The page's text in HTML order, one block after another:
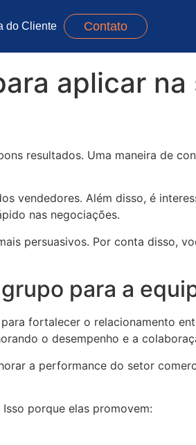
do Cliente Contato
aplicar na
resultados. Uma maneira de
vendedores. Além disso, é
nas negociações.
persuasivos. Por conta disso,
para a
fortalecer o relacionamento
o desempenho e a
a performance do setor
porque elas promovem: